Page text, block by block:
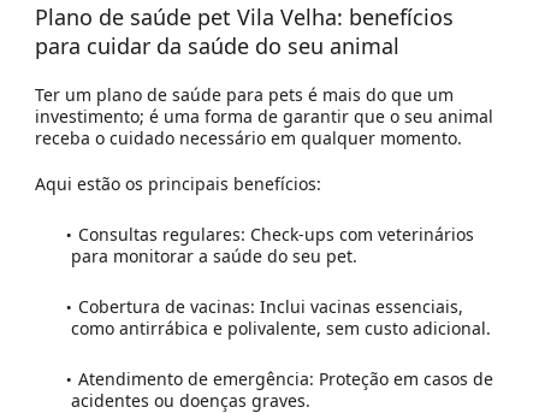
Plano de saúde pet Vila Velha: benefícios
para cuidar da saúde do seu animal
Ter um plano de saúde para pets é mais do que um
investimento; é uma forma de garantir que o seu animal
receba o cuidado necessário em qualquer momento.
Aqui estão os principais benefícios:
Consultas regulares: Check-ups com veterinários
para monitorar a saúde do seu pet.
Cobertura de vacinas: Inclui vacinas essenciais,
como antirrábica e polivalente, sem custo adicional.
Atendimento de emergência: Proteção em casos de
acidentes ou doenças graves.